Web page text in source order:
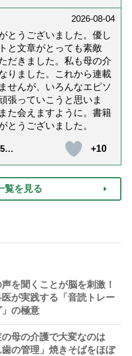
2026-08-04
とうございました。優し
と文章がとっても素敵
だきました。私も母の介
りました。これから連載
せんが、いろんなエピソ
張っていこうと思いま
た会えますように。書籍
とうございました。
+10
覧を見る
声を聞くことが脳を刺激！
医が実践する「音読トレー
の極意
母の介護で大変なのは
歯の管理」焼きそばをほぼ